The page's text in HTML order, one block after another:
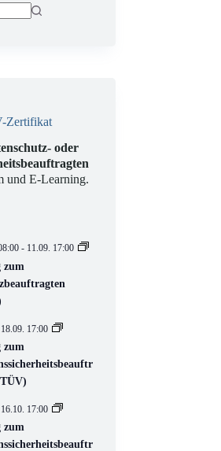
Zertifikat
oder
und E-Learning.
- 11.09. 17:00
zum
18.09. 17:00
zum
16.10. 17:00
zum